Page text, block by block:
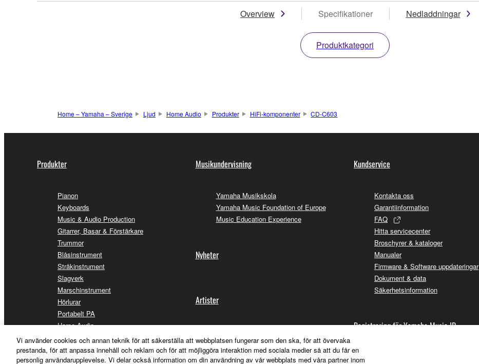
Overview Specifikationer Nedladdningar
Produktkategori
Home – Yamaha – Sverige Ljud Home Audio Produkter HiFi-komponenter CD-C603
Produkter
Pianon
Keyboards
Music & Audio Production
Gitarrer, Basar & Förstärkare
Trummor
Blåsinstrument
Stråkinstrument
Slagverk
Marschinstrument
Hörlurar
Portabelt PA
Home Audio
Streaming & Gaming
Kommunikationsenheter
Appar för iOS och Android™
Musikundervisning
Yamaha Musikskola
Yamaha Music Foundation of Europe
Music Education Experience
Nyheter
Artister
Hitta återförsäljare
Kundservice
Kontakta oss
Garantiinformation
FAQ
Hitta servicecenter
Broschyrer & kataloger
Manualer
Firmware & Software uppdateringar
Dokument & data
Säkerhetsinformation
Registrering för Yamaha Music ID
Vi använder cookies och annan teknik för att säkerställa att webbplatsen fungerar som den ska, för att övervaka
prestanda, för att anpassa innehåll och reklam och för att möjliggöra interaktion med sociala medier så att du får en
personlig användarupplevelse. Vi delar också information om din användning av vår webbplats med våra partner inom